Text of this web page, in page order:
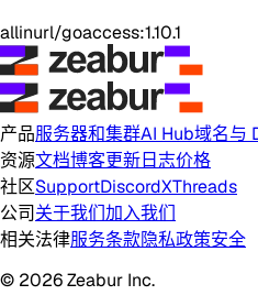
allinurl/goaccess:1.10.1
产品服务器和集群AI Hub域名与
资源文档博客更新日志价格
社区SupportDiscordXThreads
公司关于我们加入我们
相关法律服务条款隐私政策安全
© 2026 Zeabur Inc.